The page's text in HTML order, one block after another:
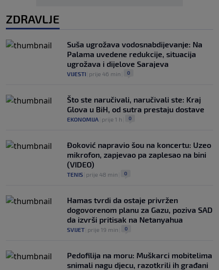
ZDRAVLJE
Suša ugrožava vodosnabdijevanje: Na
Palama uvedene redukcije, situacija
ugrožava i dijelove Sarajeva
VIJESTI prije 46 min 0
Što ste naručivali, naručivali ste: Kraj
Glova u BiH, od sutra prestaju dostave
EKONOMIJA prije 1 h 0
Đoković napravio šou na koncertu: Uzeo
mikrofon, zapjevao pa zaplesao na bini
(VIDEO)
TENIS prije 48 min 0
Hamas tvrdi da ostaje privržen
dogovorenom planu za Gazu, poziva SAD
da izvrši pritisak na Netanyahua
SVIJET prije 19 min 0
Pedofilija na moru: Muškarci mobitelima
snimali nagu djecu, razotkrili ih građani